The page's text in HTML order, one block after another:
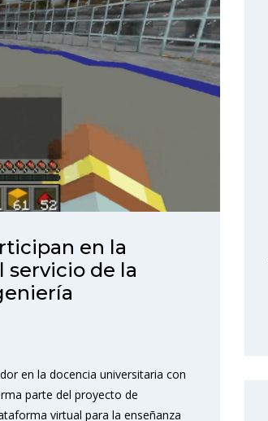
en la
servicio de la
en la docencia universitaria con
parte del proyecto de
virtual para la enseñanza